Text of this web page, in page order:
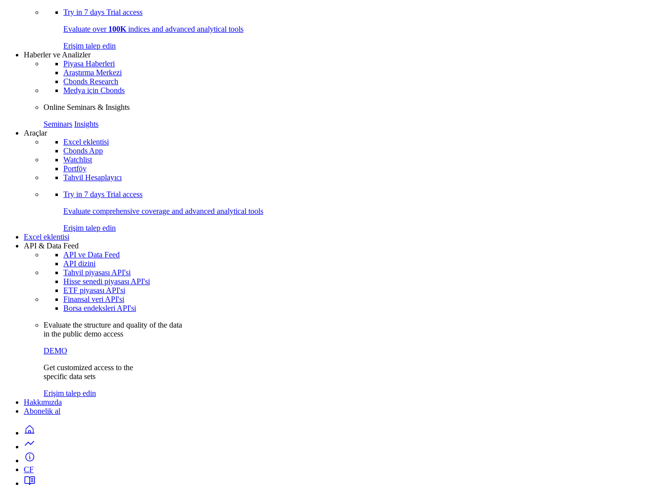
Try in 7 days Trial access
Evaluate over 100K indices and advanced analytical tools
Erişim talep edin
Haberler ve Analizler
Piyasa Haberleri
Araştırma Merkezi
Cbonds Research
Medya için Cbonds
Online Seminars & Insights
Seminars Insights
Araçlar
Excel eklentisi
Cbonds App
Watchlist
Portföy
Tahvil Hesaplayıcı
Try in 7 days Trial access
Evaluate comprehensive coverage and advanced analytical tools
Erişim talep edin
Excel eklentisi
API & Data Feed
API ve Data Feed
API dizini
Tahvil piyasası API'si
Hisse senedi piyasası API'si
ETF piyasası API'si
Finansal veri API'si
Borsa endeksleri API'si
Evaluate the structure and quality of the data
in the public demo access
DEMO
Get customized access to the
specific data sets
Erişim talep edin
Hakkımızda
Abonelik al
CF